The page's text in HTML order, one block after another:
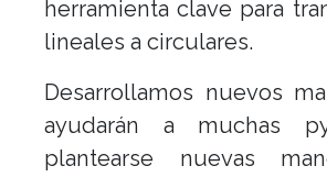
herramienta clave para
lineales a circulares.
Desarrollamos nuevos
ayudarán a muchas
plantearse nuevas